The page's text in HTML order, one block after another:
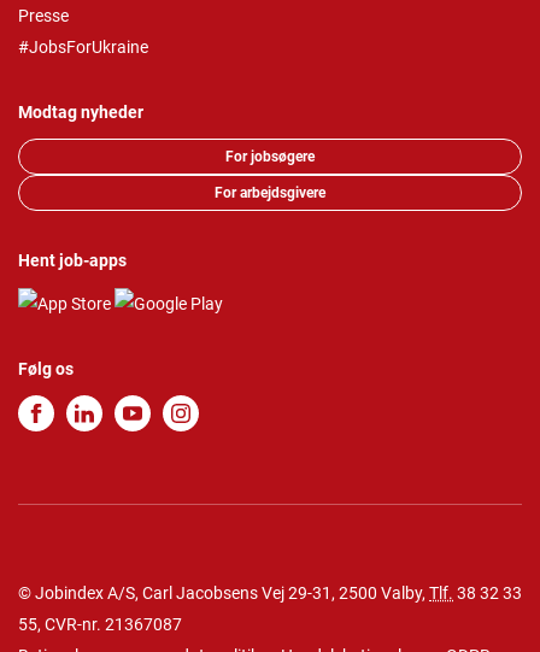
Presse
#JobsForUkraine
Modtag nyheder
For jobsøgere
For arbejdsgivere
Hent job-apps
Følg os
© Jobindex A/S, Carl Jacobsens Vej 29-31, 2500 Valby, Tlf. 38 32 33
55, CVR-nr. 21367087